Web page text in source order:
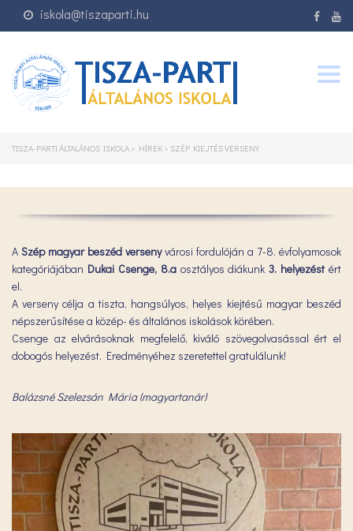
iskola@tiszaparti.hu
TISZA-PARTI ÁLTALÁNOS ISKOLA > HÍREK > SZÉP KIEJTÉS VERSENY
A Szép magyar beszéd versenyvárosi fordulóján a 7-8. évfolyamosok
kategóriájában Dukai Csenge, 8.aosztályos diákunk 3. helyezést ért
el.
A verseny célja a tiszta, hangsúlyos, helyes kiejtésű magyar beszéd
népszerűsítése a közép- és általános iskolások körében.
Csenge az elvárásoknak megfelelő, kiváló szövegolvasással ért el
dobogós helyezést. Eredményéhez szeretettel gratulálunk!
Balázsné Szelezsán Mária (magyartanár)